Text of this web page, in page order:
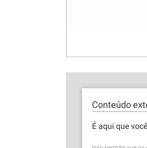
Conteúdo
É aqui que